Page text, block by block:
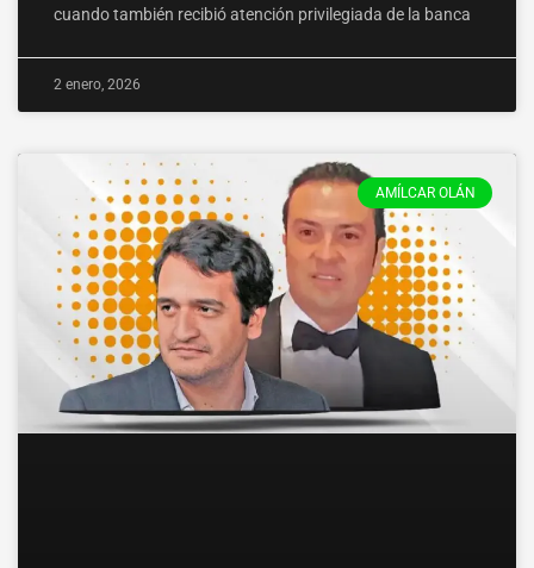
cuando también recibió atención privilegiada de la banca
2 enero, 2026
AMÍLCAR OLÁN